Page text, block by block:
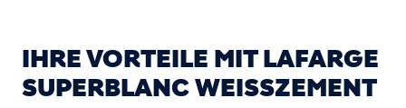
IHRE VORTEILE MIT LAFARGE
SUPERBLANC WEISSZEMENT